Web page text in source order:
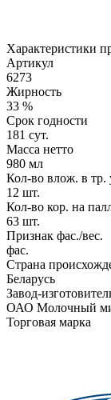
Характеристики
Артикул
6273
Жирность
33 %
Срок годности
181 сут.
Масса нетто
980 мл
Кол-во влож. в тр.
12 шт.
Кол-во кор. на
63 шт.
Признак фас./вес.
фас.
Страна
Беларусь
Завод-
ОАО Молочный
Торговая марка